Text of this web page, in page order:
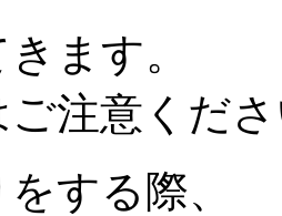
ます。
注意くだ
する際、